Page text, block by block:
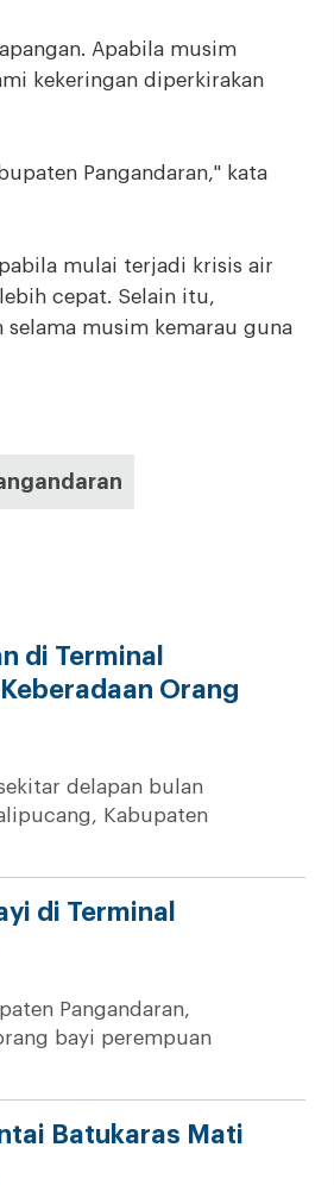
Apabila musim
kekeringan diperkirakan
Pangandaran," kata
mulai terjadi krisis air
cepat. Selain itu,
musim kemarau guna
di Terminal
Orang
delapan bulan
Kabupaten
di Terminal
Pangandaran,
bayi perempuan
Batukaras Mati